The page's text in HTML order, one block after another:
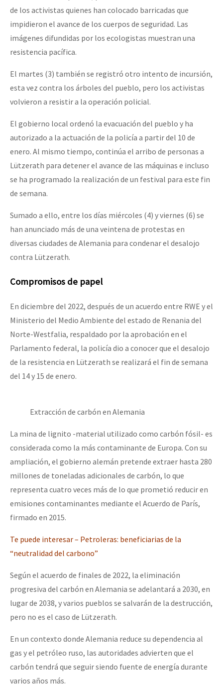
de los activistas quienes han colocado barricadas que
impidieron el avance de los cuerpos de seguridad. Las
imágenes difundidas por los ecologistas muestran una
resistencia pacífica.
El martes (3) también se registró otro intento de incursión,
esta vez contra los árboles del pueblo, pero los activistas
volvieron a resistir a la operación policial.
El gobierno local ordenó la evacuación del pueblo y ha
autorizado a la actuación de la policía a partir del 10 de
enero. Al mismo tiempo, continúa el arribo de personas a
Lützerath para detener el avance de las máquinas e incluso
se ha programado la realización de un festival para este fin
de semana.
Sumado a ello, entre los días miércoles (4) y viernes (6) se
han anunciado más de una veintena de protestas en
diversas ciudades de Alemania para condenar el desalojo
contra Lützerath.
Compromisos de papel
En diciembre del 2022, después de un acuerdo entre RWE y el
Ministerio del Medio Ambiente del estado de Renania del
Norte-Westfalia, respaldado por la aprobación en el
Parlamento federal, la policía dio a conocer que el desalojo
de la resistencia en Lützerath se realizará el fin de semana
del 14 y 15 de enero.
Extracción de carbón en Alemania
La mina de lignito -material utilizado como carbón fósil- es
considerada como la más contaminante de Europa. Con su
ampliación, el gobierno alemán pretende extraer hasta 280
millones de toneladas adicionales de carbón, lo que
representa cuatro veces más de lo que prometió reducir en
emisiones contaminantes mediante el Acuerdo de París,
firmado en 2015.
Te puede interesar – Petroleras: beneficiarias de la
“neutralidad del carbono”
Según el acuerdo de finales de 2022, la eliminación
progresiva del carbón en Alemania se adelantará a 2030, en
lugar de 2038, y varios pueblos se salvarán de la destrucción,
pero no es el caso de Lützerath.
En un contexto donde Alemania reduce su dependencia al
gas y el petróleo ruso, las autoridades advierten que el
carbón tendrá que seguir siendo fuente de energía durante
varios años más.